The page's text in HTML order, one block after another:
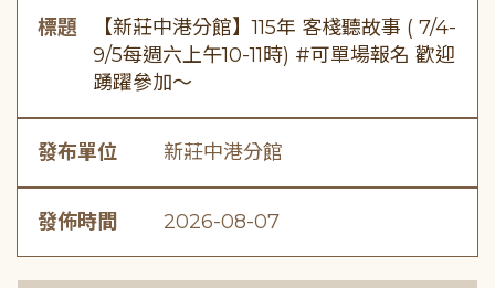
標題
【新莊中港分館】115年 客棧聽故事 ( 7/4-
9/5每週六上午10-11時) #可單場報名 歡迎
踴躍參加～
發布單位 新莊中港分館
發佈時間 2026-08-07